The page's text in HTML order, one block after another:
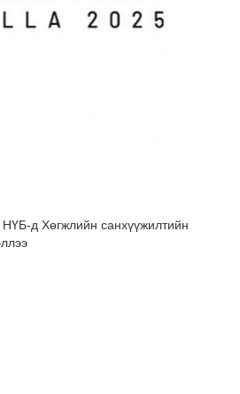
арвижлаа
д Хөгжлийн санхүүжилтийн